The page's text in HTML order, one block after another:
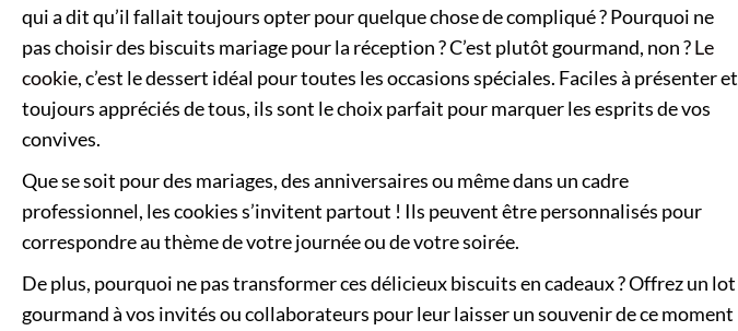
qui a dit qu’il fallait toujours opter pour quelque chose de compliqué ? Pourquoi ne
pas choisir des biscuits mariage pour la réception ? C’est plutôt gourmand, non ?Le
cookie, c’est le dessert idéal pour toutes les occasions spéciales. Faciles à présenter et
toujours appréciés de tous, ils sont le choix parfait pour marquer les esprits de vos
convives.
Que se soit pour des mariages, des anniversaires ou même dans un cadre
professionnel, les cookies s’invitent partout ! Ils peuvent être personnalisés pour
correspondre au thème de votre journée ou de votre soirée.
De plus, pourquoi ne pas transformer ces délicieux biscuits en cadeaux ? Offrez un lot
gourmand à vos invités ou collaborateurs pour leur laisser un souvenir de ce moment